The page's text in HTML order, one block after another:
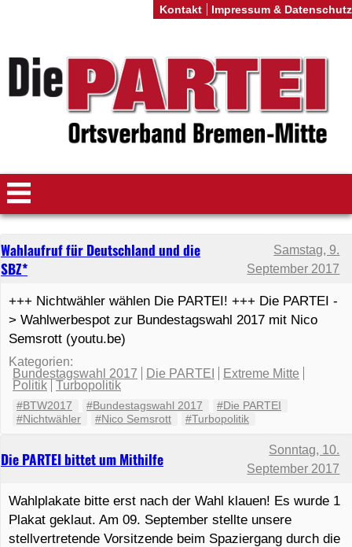
Die PARTEI bittet um Mithilfe
Sonntag, 10.
September 2017
Wahlplakate bitte erst nach der Wahl klauen! Es wurde 1
Plakat geklaut. Am 09. September stellte unsere
stellvertretende Vorsitzende beim Spaziergang durch die
Wahlaufruf für Deutschland und die
SBZ*
Samstag, 9.
September 2017
+++ Nichtwähler wählen Die PARTEI! +++ Die PARTEI -
> Wahlwerbespot zur Bundestagswahl 2017 mit Nico
Semsrott (youtu.be)
Kategorien:
Bundestagswahl 2017
Die PARTEI
Extreme Mitte
Politik
Turbopolitik
#BTW2017 #Bundestagswahl 2017
#Die PARTEI
#Nichtwähler
#Nico Semsrott #Turbopolitik
Kontakt Impressum & Datenschutz